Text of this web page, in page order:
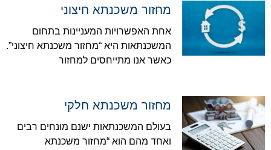
מחזור משכנתא חיצוני
אחת האפשרויות המעניינות בתחום
המשכנתאות היא “מחזור משכנתא חיצוני”.
כאשר אנו מתייחסים למחזור
מחזור משכנתא חלקי
בעולם המשכנתאות ישנם מונחים רבים
ואחד מהם הוא “מחזור משכנתא